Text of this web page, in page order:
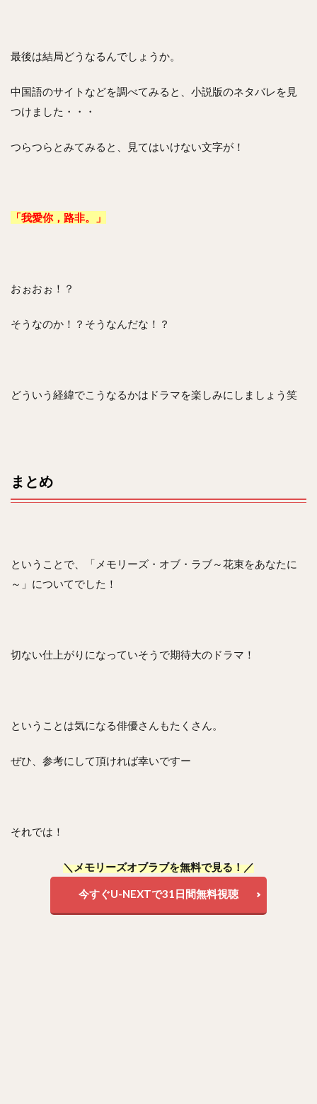
最後は結局どうなるんでしょうか。
中国語のサイトなどを調べてみると、小説版のネタバレを見
つけました・・・
つらつらとみてみると、見てはいけない文字が！
「我愛你，路非。」
おぉおぉ！？
そうなのか！？そうなんだな！？
どういう経緯でこうなるかはドラマを楽しみにしましょう笑
まとめ
ということで、「 メモリーズ・オブ・ラブ～花束をあなたに
～」についてでした！
切ない仕上がりになっていそうで期待大のドラマ！
ということは気になる俳優さんもたくさん。
ぜひ、参考にして頂ければ幸いですー
それでは！
＼メモリーズオブラブを無料で見る！／
今すぐU-NEXTで31日間無料視聴